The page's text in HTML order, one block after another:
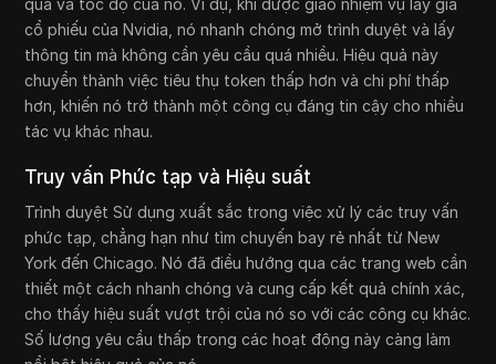
quả và tốc độ của nó. Ví dụ, khi được giao nhiệm vụ lấy giá
cổ phiếu của Nvidia, nó nhanh chóng mở trình duyệt và lấy
thông tin mà không cần yêu cầu quá nhiều. Hiệu quả này
chuyển thành việc tiêu thụ token thấp hơn và chi phí thấp
hơn, khiến nó trở thành một công cụ đáng tin cậy cho nhiều
tác vụ khác nhau.
Truy vấn Phức tạp và Hiệu suất
Trình duyệt Sử dụng xuất sắc trong việc xử lý các truy vấn
phức tạp, chẳng hạn như tìm chuyến bay rẻ nhất từ New
York đến Chicago. Nó đã điều hướng qua các trang web cần
thiết một cách nhanh chóng và cung cấp kết quả chính xác,
cho thấy hiệu suất vượt trội của nó so với các công cụ khác.
Số lượng yêu cầu thấp trong các hoạt động này càng làm